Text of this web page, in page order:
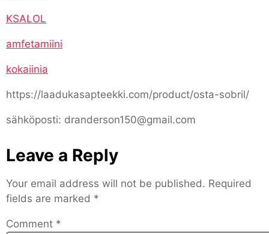
KSALOL
amfetamiini
kokaiinia
https://laadukasapteekki.com/product/osta-sobril/
sähköposti: dranderson150@gmail.com
Leave a Reply
Your email address will not be published. Required
fields are marked *
Comment *